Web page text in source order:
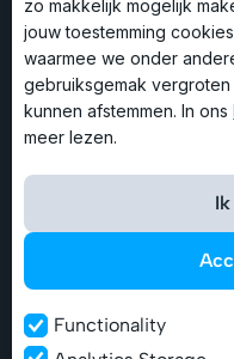
Let op: Tussen 12.30
niet bereikbaar.
Service & Contact
Bel: 0341-270605
Stuur een e-mail
WhatsApp met een
zo makkelijk mogelijk
jouw toestemming
waarmee we onder
gebruiksgemak
kunnen afstemmen. In ons
meer lezen.
Functionality